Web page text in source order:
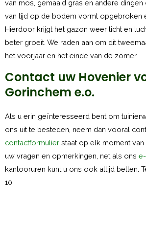
van mos, gemaaid gras en andere
van tijd op de bodem vormt opgebroken
Hierdoor krijgt het gazon weer licht en
beter groeit. We raden aan om dit
het voorjaar en het einde van de zomer.
Contact uw Hovenier
Gorinchem e.o.
Als u erin geïnteresseerd bent om
ons uit te besteden, neem dan vooral
contactformulier staat op elk moment
uw vragen en opmerkingen, net als ons
kantooruren kunt u ons ook altijd bellen.
10